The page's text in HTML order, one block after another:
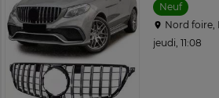
Neuf
Nord foire,
jeudi, 11:08